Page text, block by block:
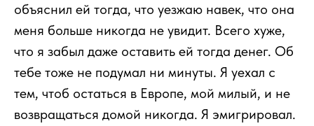
объяснил ей тогда, что уезжаю навек, что она
меня больше никогда не увидит. Всего хуже,
что я забыл даже оставить ей тогда денег. Об
тебе тоже не подумал ни минуты. Я уехал с
тем, чтоб остаться в Европе, мой милый, и не
возвращаться домой никогда. Я эмигрировал.